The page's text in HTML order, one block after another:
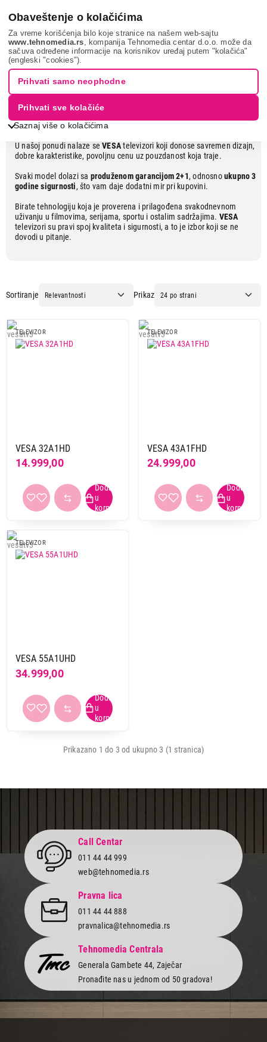
Obaveštenje o kolačićima
Za vreme korišćenja bilo koje stranice na našem web-sajtu
www.tehnomedia.rs , kompanija Tehnomedia centar d.o.o. može da
sačuva određene informacije na korisnikov uređaj putem "kolačića"
(engleski "cookies").
Saznaj više o kolačićima
Prihvati samo neophodne
Prihvati sve kolačiće
VESA televizori uz 3 godine
garancije
Pouzdan izbor za moderan dom
U našoj ponudi nalaze seVESAtelevizori koji donose savremen dizajn,
dobre karakteristike, povoljnu cenu uz pouzdanost koja traje.
Svaki model dolazi sa produženom garancijom 2+1, odnosnoukupno 3
godine sigurnosti, što vam daje dodatni mir pri kupovini.
Birate tehnologiju koja je proverena i prilagođena svakodnevnom
uživanju u filmovima, serijama, sportu i ostalim sadržajima. VESA
televizori su pravi spoj kvaliteta i sigurnosti, a to je izbor koji se ne
dovodi u pitanje.
Sortiranje Prikaz
TELEVIZOR
VESA 32A1HD
14.999,00
TELEVIZOR
VESA 43A1FHD
24.999,00
TELEVIZOR
VESA 55A1UHD
34.999,00
Prikazano 1 do 3 od ukupno 3 (1 stranica)
TELEVIZORI
VESA 32A1HD
Proizvod je dodat u korpu.
Ukupno u korpi:0,00
Nastavi kupovinu
Završi kupovinu
Call Centar
011 44 44 999
web@tehnomedia.rs
Pravna lica
011 44 44 888
pravnalica@tehnomedia.rs
Tehnomedia Centrala
Generala Gambete 44, Zaječar
Pronađite nas u jednom od 50 gradova!